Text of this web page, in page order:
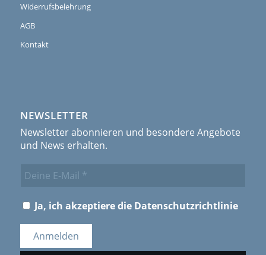
Widerrufsbelehrung
AGB
Kontakt
NEWSLETTER
Newsletter abonnieren und besondere Angebote
und News erhalten.
Ja, ich akzeptiere die Datenschutzrichtlinie